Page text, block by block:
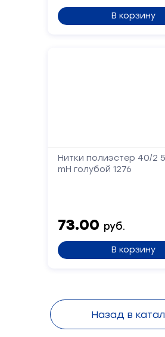
В корзину
Нитки полиэстер 40/2
mH голубой 1276
73.00 руб.
В корзину
Назад в